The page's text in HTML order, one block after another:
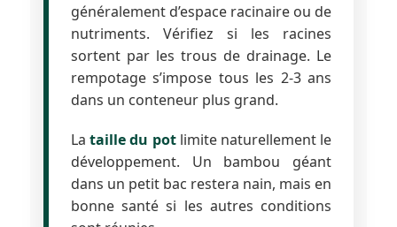
généralement d’espace racinaire ou de
nutriments. Vérifiez si les racines
sortent par les trous de drainage. Le
rempotage s’impose tous les 2-3 ans
dans un conteneur plus grand.
Lataille du potlimite naturellement le
développement. Un bambou géant
dans un petit bac restera nain, mais en
bonne santé si les autres conditions